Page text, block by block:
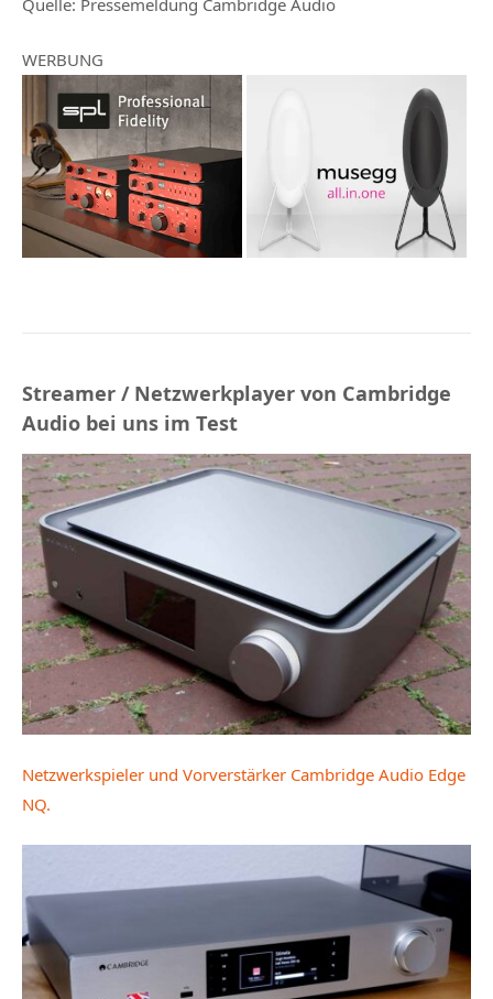
WERBUNG
Streamer / Netzwerkplayer von Cambridge
Audio bei uns im Test
Netzwerkspieler und Vorverstärker Cambridge Audio Edge
NQ.